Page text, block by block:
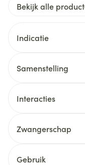
Bekijk alle
Indicatie
Samenstelling
Interacties
Zwangerschap
Gebruik